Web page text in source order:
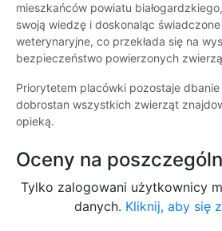
mieszkańców powiatu
swoją wiedzę i doskonaląc świadczone
weterynaryjne, co przekłada się na
bezpieczeństwo powierzonych
Priorytetem placówki pozostaje
dobrostan wszystkich zwierząt
opieką.
Oceny na
Tylko zalogowani użytkownicy
danych. Kliknij, aby się